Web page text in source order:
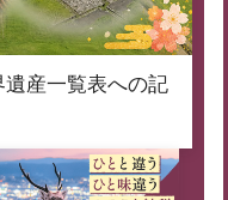
遺産一覧表への記